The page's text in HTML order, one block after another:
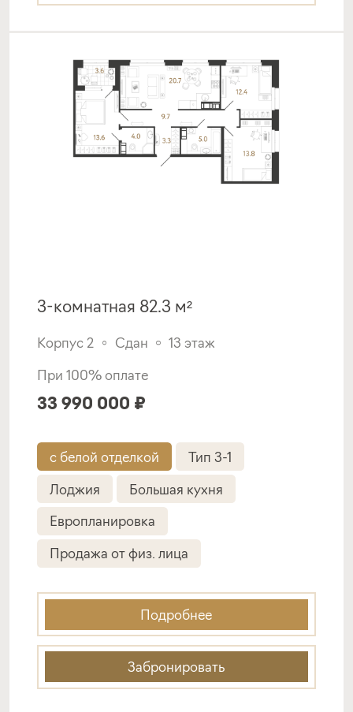
3-комнатная 82.3 м²
Корпус 2 Сдан
13 этаж
При 100% оплате
33 990 000 ₽
с белой отделкой
Тип 3-1
Лоджия
Большая кухня
Европланировка
Продажа от физ. лица
Подробнее
Забронировать